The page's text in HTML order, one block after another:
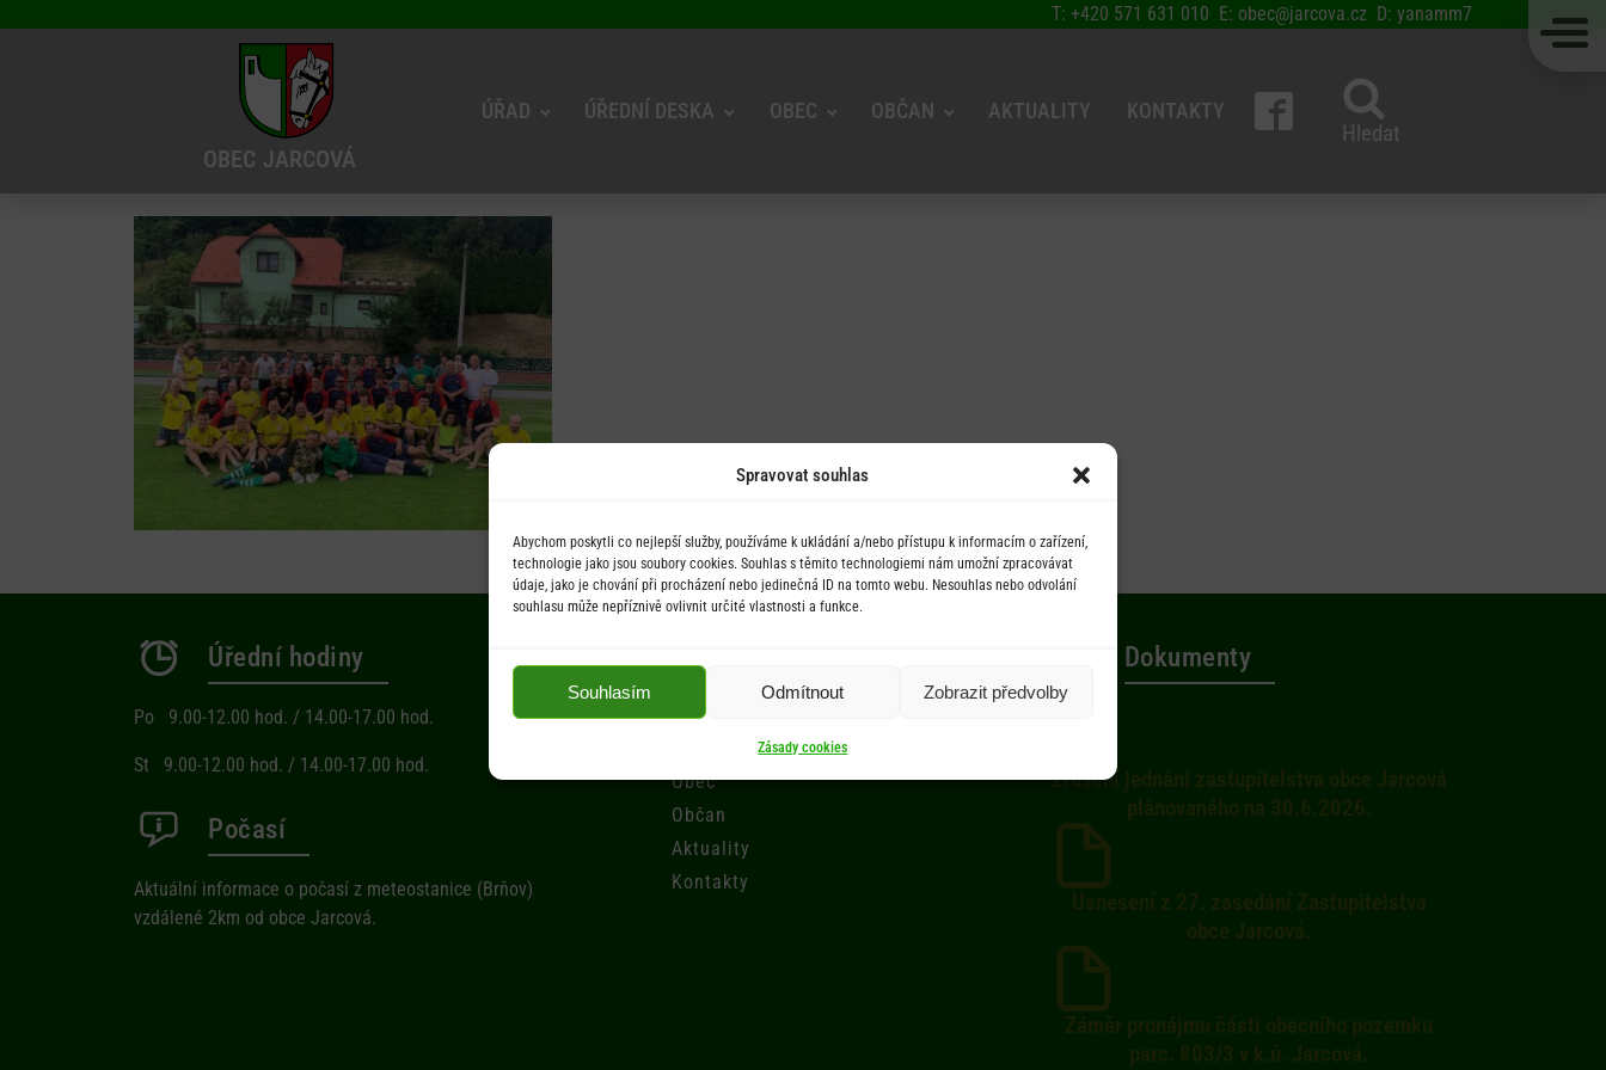
Spravovat souhlas
Abychom poskytli co nejlepší služby, používáme k ukládání a/nebo přístupu k informacím o zařízení,
technologie jako jsou soubory cookies. Souhlas s těmito technologiemi nám umožní zpracovávat
údaje, jako je chování při procházení nebo jedinečná ID na tomto webu. Nesouhlas nebo odvolání
souhlasu může nepříznivě ovlivnit určité vlastnosti a funkce.
Souhlasím Odmítnout Zobrazit předvolby
Zásady cookies
T: +420 571 631 010 E: obec@jarcova.cz D: yanamm7
OBEC JARCOVÁ
ÚŘAD ÚŘEDNÍ DESKA OBEC OBČAN AKTUALITY KONTAKTY
Hledat
Úřední hodiny
Po 9.00-12.00 hod. / 14.00-17.00 hod.
St 9.00-12.00 hod. / 14.00-17.00 hod.
Počasí
Aktuální informace o počasí z meteostanice (Brňov)
vzdálené 2km od obce Jarcová.
Menu
Úřad
Úřední deska
Obec
Občan
Aktuality
Kontakty
Dokumenty
Zrušení jednání zastupitelstva obce Jarcová